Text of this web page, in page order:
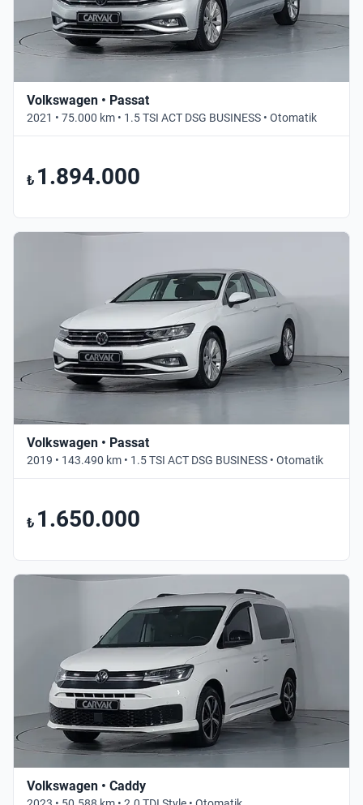
Volkswagen • Passat
2021 • 75.000 km • 1.5 TSI ACT DSG BUSINESS • Otomatik
₺ 1.894.000
Volkswagen • Passat
2019 • 143.490 km • 1.5 TSI ACT DSG BUSINESS • Otomatik
₺ 1.650.000
Volkswagen • Caddy